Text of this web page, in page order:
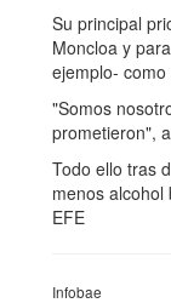
Su principal
Moncloa y
ejemplo-
"Somos
prometieron",
Todo ello tras
menos
EFE
Infobae